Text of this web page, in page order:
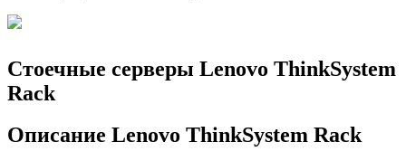
Стоечные серверы Lenovo ThinkSystem
Rack
Описание Lenovo ThinkSystem Rack